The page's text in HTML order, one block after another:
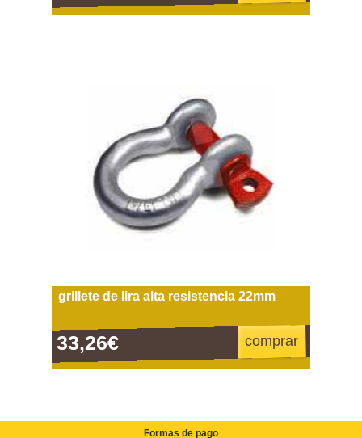
grillete de lira alta resistencia 22mm
33,26€ comprar
Formas de pago